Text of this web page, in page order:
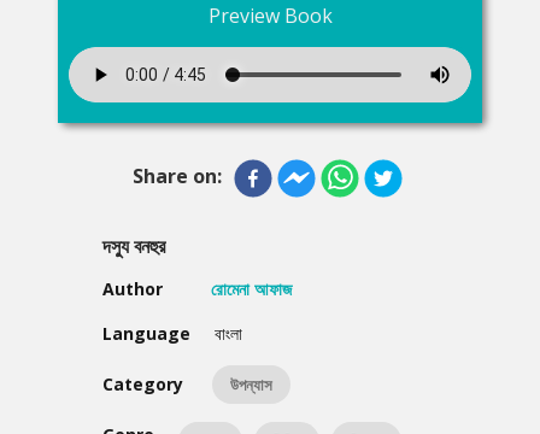
Preview Book
Share on:
দস্যু বনহুর
Author
রোমেনা আফাজ
Language
বাংলা
Category উপন্যাস